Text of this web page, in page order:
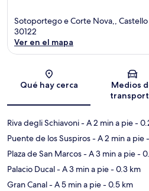
Sotoportego e Corte Nova,, Castello
30122
Ver en el mapa
Qué hay cerca
Medios
Riva degli Schiavoni- A 2 min a pie-
Puente de los Suspiros- A 2 min a pie
Plaza de San Marcos- A 3 min a pie-
Palacio Ducal- A 3 min a pie- 0.3 km
Gran Canal- A 5 min a pie- 0.5 km